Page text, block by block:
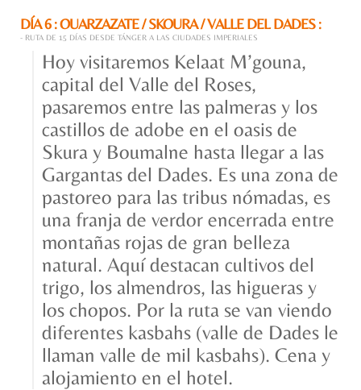
DÍA 6 : OUARZAZATE / SKOURA / VALLE DEL DADES :
- RUTA DE 15 DÍAS DESDE TÁNGER A LAS CIUDADES IMPERIALES
Hoy visitaremos Kelaat M’gouna,
capital del Valle del Roses,
pasaremos entre las palmeras y los
castillos de adobe en el oasis de
Skura y Boumalne hasta llegar a las
Gargantas del Dades. Es una zona de
pastoreo para las tribus nómadas, es
una franja de verdor encerrada entre
montañas rojas de gran belleza
natural. Aquí destacan cultivos del
trigo, los almendros, las higueras y
los chopos. Por la ruta se van viendo
diferentes kasbahs (valle de Dades le
llaman valle de mil kasbahs). Cena y
alojamiento en el hotel.